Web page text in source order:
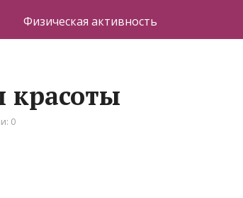
Физическая активность
красоты
0